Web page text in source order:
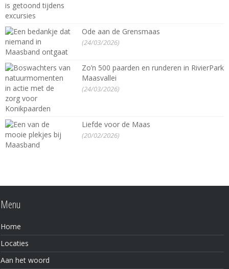
Ode aan de Grensmaas
(24/03/2026)
Zo’n 500 paarden en runderen in RivierPark
Maasvallei
(24/03/2026)
Liefde voor de Maas
(20/02/2026)
Menu
Home
Locaties
Aan het woord